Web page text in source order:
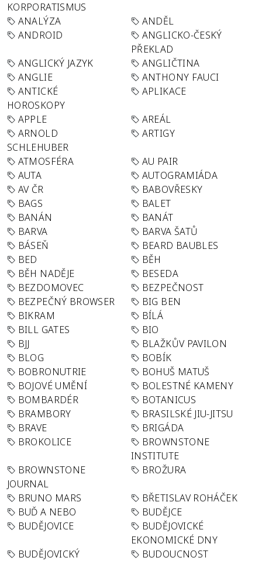
KORPORATISMUS
ANALÝZA
ANDĚL
ANDROID
ANGLICKO-ČESKÝ
PŘEKLAD
ANGLICKÝ JAZYK
ANGLIČTINA
ANGLIE
ANTHONY FAUCI
ANTICKÉ
HOROSKOPY
APLIKACE
APPLE
AREÁL
ARNOLD
SCHLEHUBER
ARTIGY
ATMOSFÉRA
AU PAIR
AUTA
AUTOGRAMIÁDA
AV ČR
BABOVŘESKY
BAGS
BALET
BANÁN
BANÁT
BARVA
BARVA ŠATŮ
BÁSEŇ
BEARD BAUBLES
BED
BĚH
BĚH NADĚJE
BESEDA
BEZDOMOVEC
BEZPEČNOST
BEZPEČNÝ BROWSER
BIG BEN
BIKRAM
BÍLÁ
BILL GATES
BIO
BJJ
BLAŽKŮV PAVILON
BLOG
BOBÍK
BOBRONUTRIE
BOHUŠ MATUŠ
BOJOVÉ UMĚNÍ
BOLESTNÉ KAMENY
BOMBARDÉR
BOTANICUS
BRAMBORY
BRASILSKÉ JIU-JITSU
BRAVE
BRIGÁDA
BROKOLICE
BROWNSTONE
INSTITUTE
BROWNSTONE
JOURNAL
BROŽURA
BRUNO MARS
BŘETISLAV ROHÁČEK
BUĎ A NEBO
BUDĚJCE
BUDĚJOVICE
BUDĚJOVICKÉ
EKONOMICKÉ DNY
BUDĚJOVICKÝ
BUDOUCNOST